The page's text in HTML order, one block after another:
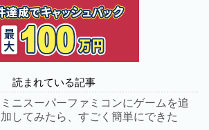
読まれている記事
ミニスーパーファミコンにゲームを追
加してみたら、すごく簡単にできた